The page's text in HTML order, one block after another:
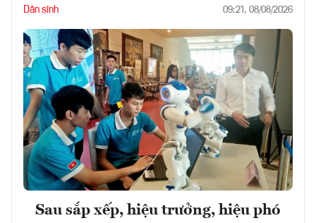
Dân sinh 09:21, 08/08/2026
Sau sắp xếp, hiệu trưởng, hiệu phó